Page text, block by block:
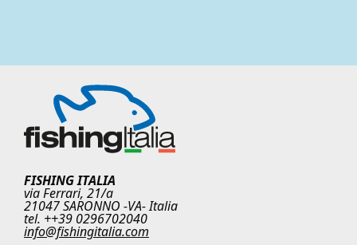
FISHING ITALIA
via Ferrari, 21/a
21047 SARONNO -VA- Italia
tel. ++39 0296702040
info@fishingitalia.com